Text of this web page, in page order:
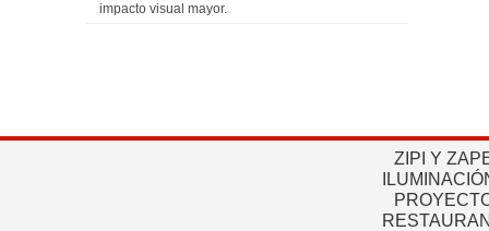
impacto visual mayor.
ZIPI Y